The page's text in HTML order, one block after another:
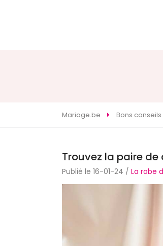
Mariage.be Bons conseils
Trouvez la paire
Publié le 16-01-24 / La robe